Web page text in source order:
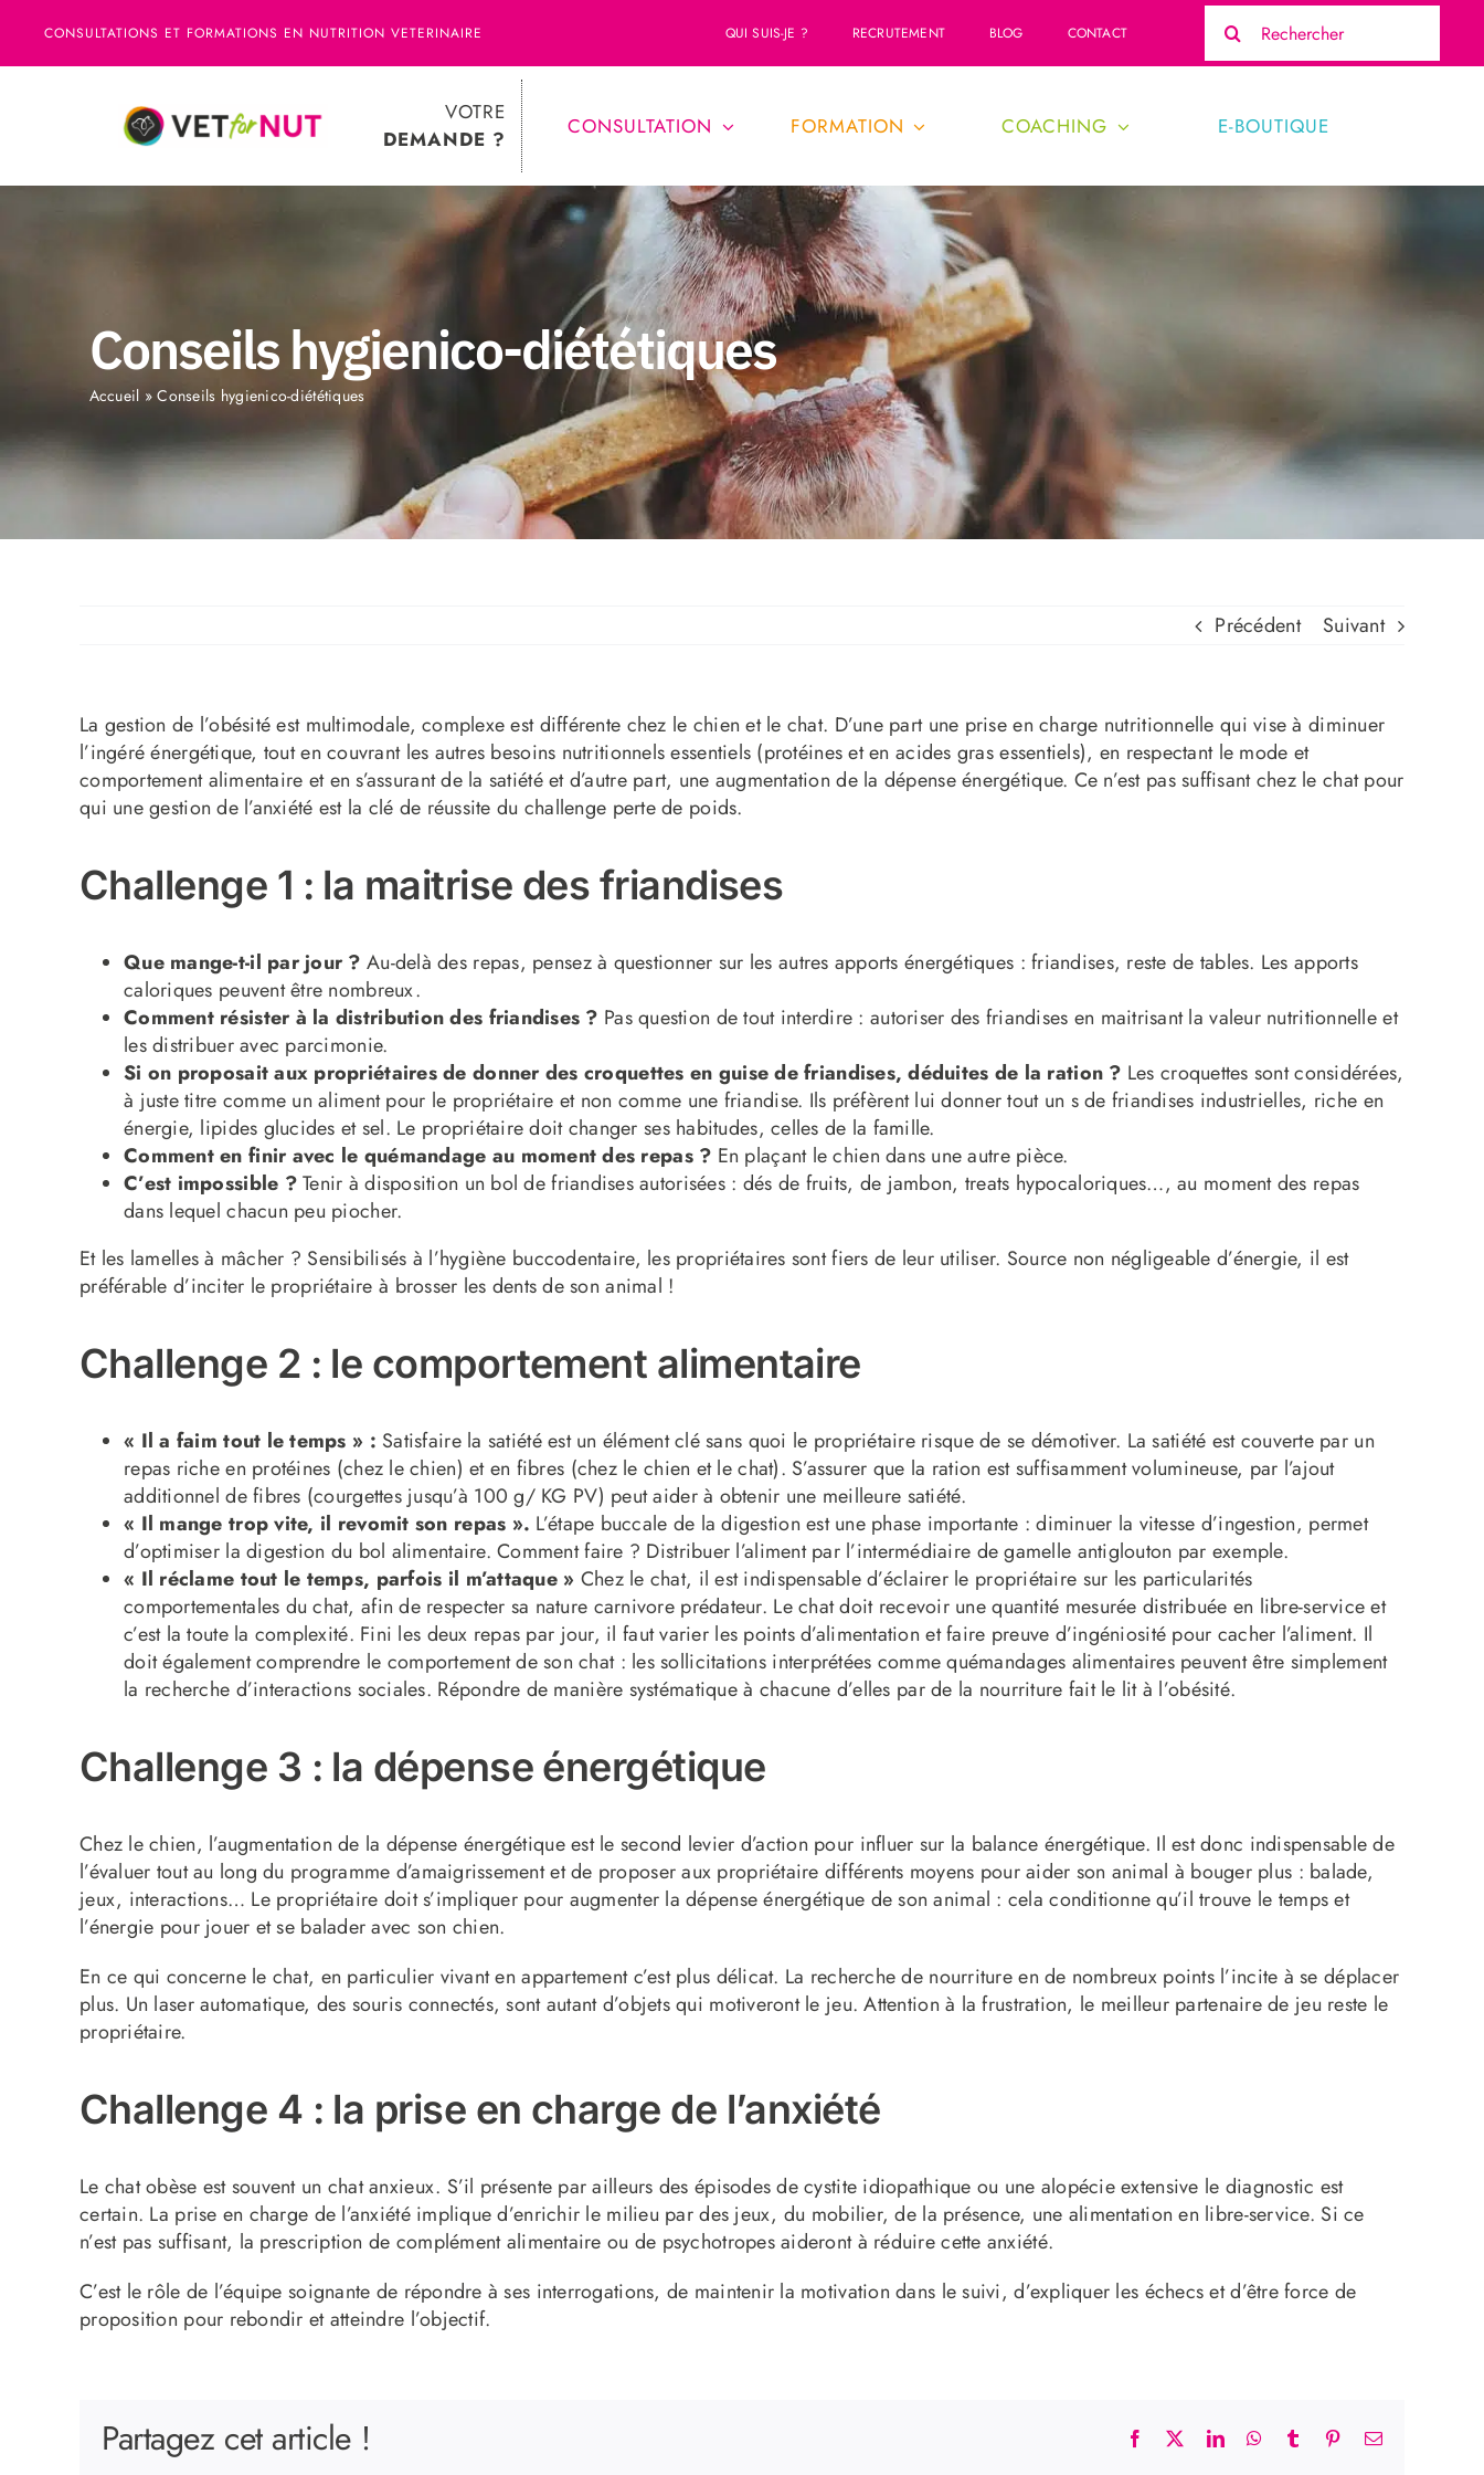
contenu
CONSULTATIONS ET FORMATIONS EN NUTRITION VETERINAIRE QUI SUIS-JE ? RECRUTEMENT BLOG CONTACT
VOTRE
DEMANDE ?
CONSULTATION FORMATION COACHING E-BOUTIQUE
Conseils hygienico-diététiques
Accueil »Conseils hygienico-diététiques
Précédent Suivant
La gestion de l’obésité est multimodale, complexe est différente chez le chien et le chat. D’une part une prise en charge nutritionnelle qui vise à diminuer
l’ingéré énergétique, tout en couvrant les autres besoins nutritionnels essentiels (protéines et en acides gras essentiels), en respectant le mode et
comportement alimentaire et en s’assurant de la satiété et d’autre part, une augmentation de la dépense énergétique. Ce n’est pas suffisant chez le chat pour
qui une gestion de l’anxiété est la clé de réussite du challenge perte de poids.
Challenge 1 : la maitrise des friandises
Que mange-t-il par jour ? Au-delà des repas, pensez à questionner sur les autres apports énergétiques : friandises, reste de tables. Les apports
caloriques peuvent être nombreux.
Comment résister à la distribution des friandises ? Pas question de tout interdire : autoriser des friandises en maitrisant la valeur nutritionnelle et
les distribuer avec parcimonie.
Si on proposait aux propriétaires de donner des croquettes en guise de friandises, déduites de la ration ? Les croquettes sont considérées,
à juste titre comme un aliment pour le propriétaire et non comme une friandise. Ils préfèrent lui donner tout un s de friandises industrielles, riche en
énergie, lipides glucides et sel. Le propriétaire doit changer ses habitudes, celles de la famille.
Comment en finir avec le quémandage au moment des repas ? En plaçant le chien dans une autre pièce.
C’est impossible ?Tenir à disposition un bol de friandises autorisées : dés de fruits, de jambon, treats hypocaloriques…, au moment des repas
dans lequel chacun peu piocher.
Et les lamelles à mâcher ? Sensibilisés à l’hygiène buccodentaire, les propriétaires sont fiers de leur utiliser. Source non négligeable d’énergie, il est
préférable d’inciter le propriétaire à brosser les dents de son animal !
Challenge 2 : le comportement alimentaire
« Il a faim tout le temps » : Satisfaire la satiété est un élément clé sans quoi le propriétaire risque de se démotiver. La satiété est couverte par un
repas riche en protéines (chez le chien) et en fibres (chez le chien et le chat). S’assurer que la ration est suffisamment volumineuse, par l’ajout
additionnel de fibres (courgettes jusqu’à 100 g/ KG PV) peut aider à obtenir une meilleure satiété.
« Il mange trop vite, il revomit son repas ». L’étape buccale de la digestion est une phase importante : diminuer la vitesse d’ingestion, permet
d’optimiser la digestion du bol alimentaire. Comment faire ? Distribuer l’aliment par l’intermédiaire de gamelle antiglouton par exemple.
« Il réclame tout le temps, parfois il m’attaque » Chez le chat, il est indispensable d’éclairer le propriétaire sur les particularités
comportementales du chat, afin de respecter sa nature carnivore prédateur. Le chat doit recevoir une quantité mesurée distribuée en libre-service et
c’est la toute la complexité. Fini les deux repas par jour, il faut varier les points d’alimentation et faire preuve d’ingéniosité pour cacher l’aliment. Il
doit également comprendre le comportement de son chat : les sollicitations interprétées comme quémandages alimentaires peuvent être simplement
la recherche d’interactions sociales. Répondre de manière systématique à chacune d’elles par de la nourriture fait le lit à l’obésité.
Challenge 3 : la dépense énergétique
Chez le chien, l’augmentation de la dépense énergétique est le second levier d’action pour influer sur la balance énergétique. Il est donc indispensable de
l’évaluer tout au long du programme d’amaigrissement et de proposer aux propriétaire différents moyens pour aider son animal à bouger plus : balade,
jeux, interactions… Le propriétaire doit s’impliquer pour augmenter la dépense énergétique de son animal : cela conditionne qu’il trouve le temps et
l’énergie pour jouer et se balader avec son chien.
En ce qui concerne le chat, en particulier vivant en appartement c’est plus délicat. La recherche de nourriture en de nombreux points l’incite à se déplacer
plus. Un laser automatique, des souris connectés, sont autant d’objets qui motiveront le jeu. Attention à la frustration, le meilleur partenaire de jeu reste le
propriétaire.
Challenge 4 : la prise en charge de l’anxiété
Le chat obèse est souvent un chat anxieux. S’il présente par ailleurs des épisodes de cystite idiopathique ou une alopécie extensive le diagnostic est
certain. La prise en charge de l’anxiété implique d’enrichir le milieu par des jeux, du mobilier, de la présence, une alimentation en libre-service. Si ce
n’est pas suffisant, la prescription de complément alimentaire ou de psychotropes aideront à réduire cette anxiété.
C’est le rôle de l’équipe soignante de répondre à ses interrogations, de maintenir la motivation dans le suivi, d’expliquer les échecs et d’être force de
proposition pour rebondir et atteindre l’objectif.
Partagez cet article ! Facebook LinkedInWhatsApp
Tumblr PinterestEmail